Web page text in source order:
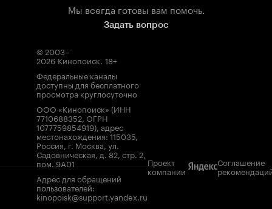
Мы всегда готовы вам помочь.
Задать вопрос
© 2003–
2026 Кинопоиск. 18+
Федеральные каналы
доступны для бесплатного
просмотра круглосуточно
ООО «Кинопоиск» (ИНН
7710688352, ОГРН
1077759854919), адрес
местонахождения: 115035,
Россия, г. Москва, ул.
Садовническая, д. 82, стр. 2,
пом. 9А01
Адрес для обращений
пользователей:
kinopoisk@support.yandex.ru
Проект
компании
Соглашение